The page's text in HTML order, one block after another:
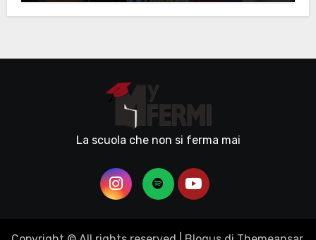
La scuola che non si ferma mai